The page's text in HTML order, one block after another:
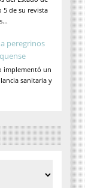
5 de su revista
peregrinos
implementó un
sanitaria y